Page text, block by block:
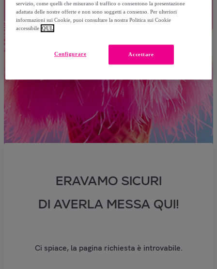
ERAVAMO SICURI
DI AVERLA MESSA QUI!
Ci spiace, la pagina richiesta è introvabile.
servizio, come quelli che misurano il traffico o consentono la presentazione
adattata delle nostre offerte e non sono soggetti a consenso. Per ulteriori
informazioni sui Cookie, puoi consultare la nostra Politica sui Cookie
accessibile QUI.
Accettare
Configurare